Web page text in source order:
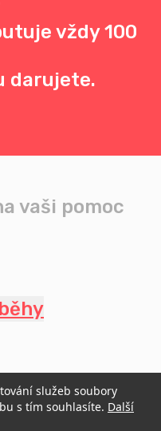
vždy 100
darujete.
vaši pomoc
služeb soubory
s tím souhlasíte. Další